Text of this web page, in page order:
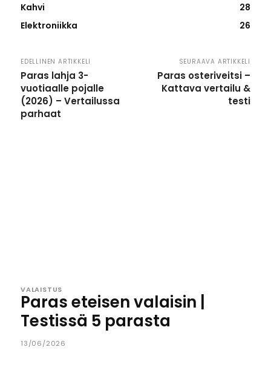
Kahvi
28
Elektroniikka
26
EDELLINEN ARTIKKELI
Paras lahja 3-
vuotiaalle pojalle
(2026) – Vertailussa
parhaat
SEURAAVA ARTIKKELI
Paras osteriveitsi –
Kattava vertailu &
testi
VALAISTUS
Paras eteisen valaisin |
Testissä 5 parasta
13/06/2026